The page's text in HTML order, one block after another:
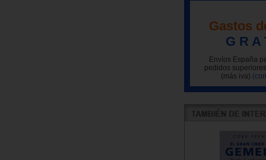
Gastos
G R A
Envíos España
pedidos
(más iva)